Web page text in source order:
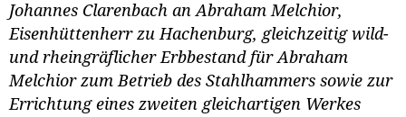
Johannes Clarenbach an Abraham Melchior,
Eisenhüttenherr zu Hachenburg, gleichzeitig wild-
und rheingräflicher Erbbestand für Abraham
Melchior zum Betrieb des Stahlhammers sowie zur
Errichtung eines zweiten gleichartigen Werkes